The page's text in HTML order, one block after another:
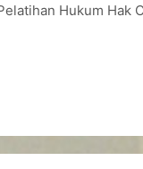
Hukum Hak